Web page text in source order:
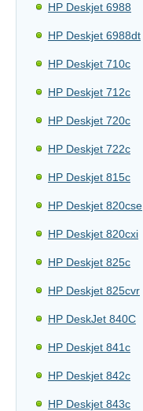
HP Deskjet 6988
HP Deskjet 6988dt
HP Deskjet 710c
HP Deskjet 712c
HP Deskjet 720c
HP Deskjet 722c
HP Deskjet 815c
HP Deskjet 820cse
HP Deskjet 820cxi
HP Deskjet 825c
HP Deskjet 825cvr
HP DeskJet 840C
HP Deskjet 841c
HP Deskjet 842c
HP Deskjet 843c